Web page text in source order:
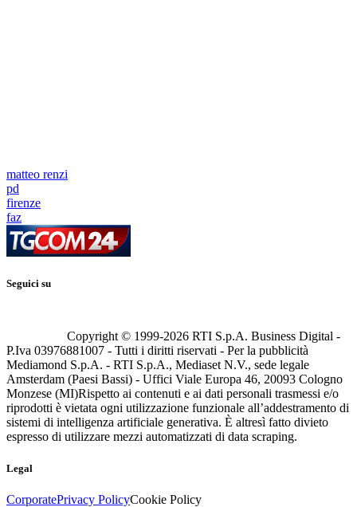
matteo renzi
pd
firenze
faz
Seguici su
Copyright © 1999-2026 RTI S.p.A. Business Digital -
P.Iva 03976881007 - Tutti i diritti riservati - Per la pubblicità
Mediamond S.p.A. - RTI S.p.A., Mediaset N.V., sede legale
Amsterdam (Paesi Bassi) - Uffici Viale Europa 46, 20093 Cologno
Monzese (MI)Rispetto ai contenuti e ai dati personali trasmessi e/o
riprodotti è vietata ogni utilizzazione funzionale all’addestramento di
sistemi di intelligenza artificiale generativa. È altresì fatto divieto
espresso di utilizzare mezzi automatizzati di data scraping.
Legal
CorporatePrivacy PolicyCookie Policy